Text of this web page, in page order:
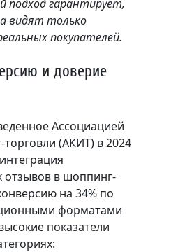
подход гарантирует,
видят только
покупателей.
и доверие
Ассоциацией
(АКИТ) в 2024
в шоппинг-
на 34% по
форматами
показатели